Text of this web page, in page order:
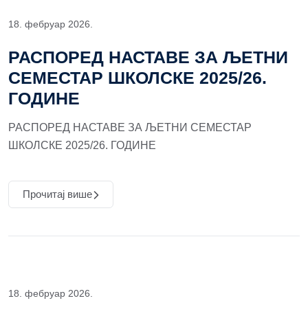
18. фебруар 2026.
РАСПОРЕД НАСТАВЕ ЗА ЉЕТНИ
СЕМЕСТАР ШКОЛСКЕ 2025/26.
ГОДИНЕ
РАСПОРЕД НАСТАВЕ ЗА ЉЕТНИ СЕМЕСТАР
ШКОЛСКЕ 2025/26. ГОДИНЕ
Прочитај више
18. фебруар 2026.